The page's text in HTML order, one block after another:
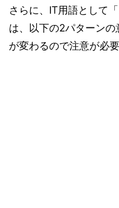
さらに、IT用語として
は、以下の2パターン
が変わるので注意が必要